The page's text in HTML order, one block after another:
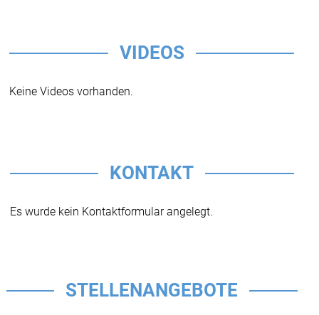
VIDEOS
Keine Videos vorhanden.
KONTAKT
Es wurde kein Kontaktformular angelegt.
STELLENANGEBOTE